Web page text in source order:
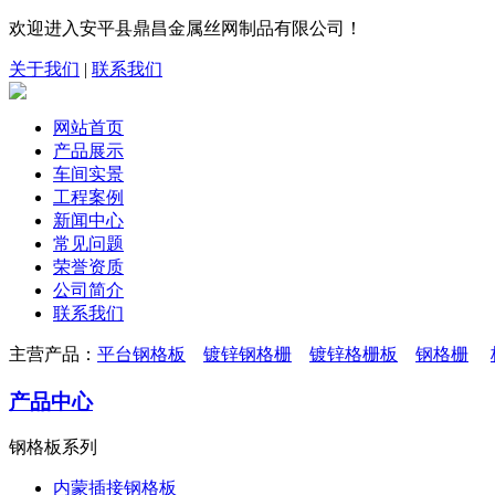
欢迎进入安平县鼎昌金属丝网制品有限公司！
关于我们 | 联系我们
网站首页
产品展示
车间实景
工程案例
新闻中心
常见问题
荣誉资质
公司简介
联系我们
主营产品： 平台钢格板 镀锌钢格栅 镀锌格栅板 钢格栅
产品中心
钢格板系列
内蒙插接钢格板